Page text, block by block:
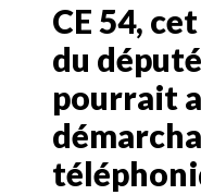
CE 54,
du
pourrait